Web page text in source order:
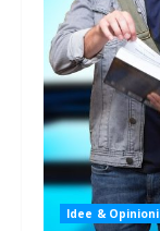
Idee & Opinioni